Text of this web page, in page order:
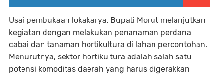
Usai pembukaan lokakarya, Bupati Morut melanjutkan
kegiatan dengan melakukan penanaman perdana
cabai dan tanaman hortikultura di lahan percontohan.
Menurutnya, sektor hortikultura adalah salah satu
potensi komoditas daerah yang harus digerakkan